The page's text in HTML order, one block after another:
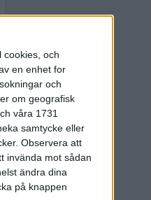
cookies, och
en enhet for
och
om geografisk
våra 1731
samtycke eller
Observera att
invända mot sådan
ändra dina
på knappen